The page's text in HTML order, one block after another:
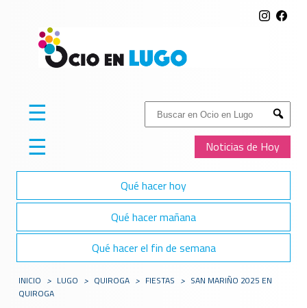
Buscar:
Submit
Noticias de Hoy
☰
☰
Qué hacer hoy
Qué hacer mañana
Qué hacer el fin de semana
INICIO > LUGO > QUIROGA > FIESTAS > SAN MARIÑO 2025 EN
QUIROGA